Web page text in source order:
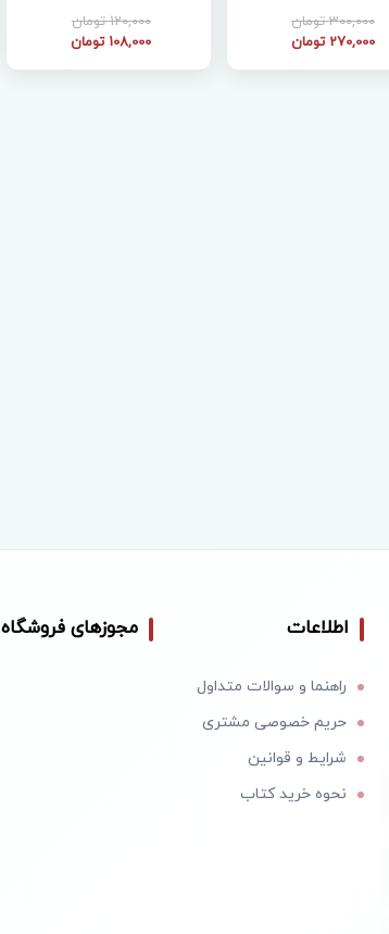
چهارده جلدی همراه با
معصومین )
300,000 تومان
270,000 تومان
مجموعه چهارده جلدی من اهل
بیت را دوست دارم )
120,000 تومان
108,000 تومان
اطلاعات
راهنما و سوالات متداول
حریم خصوصی مشتری
شرایط و قوانین
نحوه خرید کتاب
مجوزهای فروشگاه